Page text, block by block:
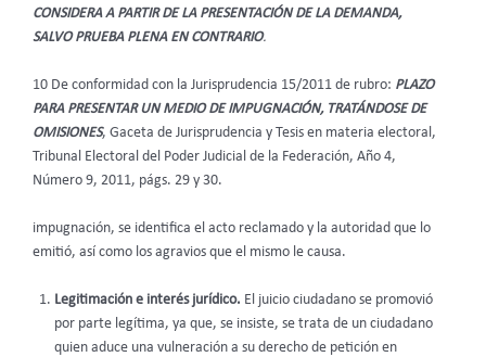
CONSIDERA A PARTIR DE LA PRESENTACIÓN DE LA DEMANDA,
SALVO PRUEBA PLENA EN CONTRARIO.
10 De conformidad con la Jurisprudencia 15/2011 de rubro: PLAZO
PARA PRESENTAR UN MEDIO DE IMPUGNACIÓN, TRATÁNDOSE DE
OMISIONES, Gaceta de Jurisprudencia y Tesis en materia electoral,
Tribunal Electoral del Poder Judicial de la Federación, Año 4,
Número 9, 2011, págs. 29 y 30.
impugnación, se identifica el acto reclamado y la autoridad que lo
emitió, así como los agravios que el mismo le causa.
Legitimación e interés jurídico. El juicio ciudadano se promovió
por parte legítima, ya que, se insiste, se trata de un ciudadano
quien aduce una vulneración a su derecho de petición en